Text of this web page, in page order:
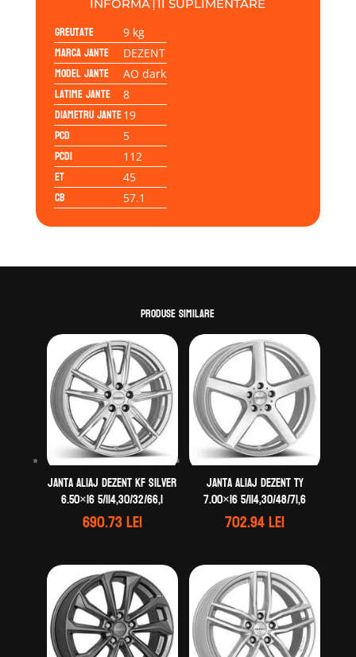
INFORMAȚII SUPLIMENTARE
Greutate 9 kg
Marca jante DEZENT
Model jante AO dark
Latime jante 8
Diametru jante19
PCD 5
PCD1 112
ET 45
CB 57.1
Produse similare
Janta aliaj DEZENT KF silver
6.50×16 5/114,30/32/66,1
690.73lei
Janta aliaj DEZENT TY
7.00×16 5/114,30/48/71,6
702.94lei